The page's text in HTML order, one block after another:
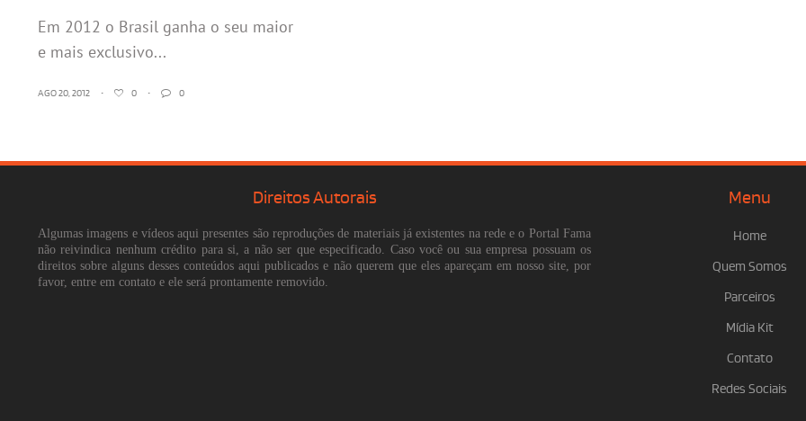
Em 2012 o Brasil ganha o seu maior
e mais exclusivo...
AGO 20, 2012 • 0 • 0
Direitos Autorais
Algumas imagens e vídeos aqui presentes são reproduções de materiais já existentes na rede e o Portal Fama
não reivindica nenhum crédito para si, a não ser que especificado. Caso você ou sua empresa possuam os
direitos sobre alguns desses conteúdos aqui publicados e não querem que eles apareçam em nosso site, por
favor, entre em contato e ele será prontamente removido.
Menu
Home
Quem Somos
Parceiros
Mídia Kit
Contato
Redes Sociais